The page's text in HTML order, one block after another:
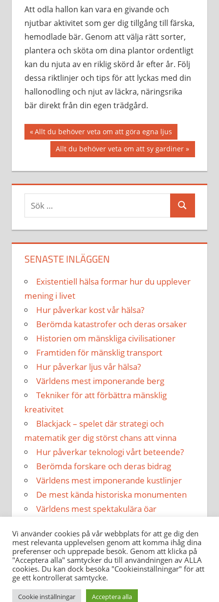
Att odla hallon kan vara en givande och
njutbar aktivitet som ger dig tillgång till färska,
hemodlade bär. Genom att välja rätt sorter,
plantera och sköta om dina plantor ordentligt
kan du njuta av en riklig skörd år efter år. Följ
dessa riktlinjer och tips för att lyckas med din
hallonodling och njut av läckra, näringsrika
bär direkt från din egen trädgård.
Inläggsnavigering
Föregående
inlägg:
Allt du behöver veta om att göra egna ljus
Nästa
inlägg:
Allt du behöver veta om att sy gardiner
Sök
SENASTE INLÄGGEN
Existentiell hälsa formar hur du upplever
mening i livet
Hur påverkar kost vår hälsa?
Berömda katastrofer och deras orsaker
Historien om mänskliga civilisationer
Framtiden för mänsklig transport
Hur påverkar ljus vår hälsa?
Världens mest imponerande berg
Tekniker för att förbättra mänsklig
kreativitet
Blackjack – spelet där strategi och
matematik ger dig störst chans att vinna
Hur påverkar teknologi vårt beteende?
Berömda forskare och deras bidrag
Världens mest imponerande kustlinjer
De mest kända historiska monumenten
Världens mest spektakulära öar
santaanna.se
Vi använder cookies på vår webbplats för att ge dig den
mest relevanta upplevelsen genom att komma ihåg dina
preferenser och upprepade besök. Genom att klicka på
"Acceptera alla" samtycker du till användningen av ALLA
cookies. Du kan dock besöka "Cookieinställningar" för att
ge ett kontrollerat samtycke.
Cookie inställningar Acceptera alla